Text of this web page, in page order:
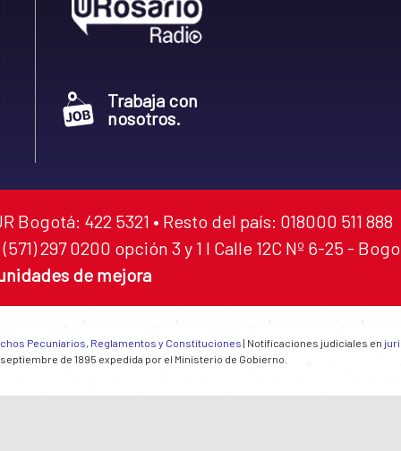
Trabaja con
nosotros.
Bogotá: 422 5321 • Resto del país: 018000 511 888
297 0200 opción 3 y 1 I Calle 12C Nº 6-25 -
de mejora
Pecuniarios, Reglamentos y Constituciones | Notificaciones judiciales en
de 1895 expedida por el Ministerio de Gobierno.